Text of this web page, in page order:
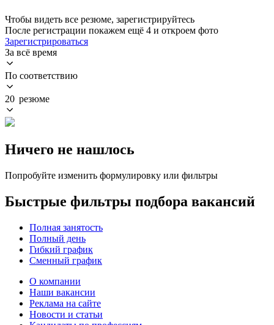
Чтобы видеть все резюме, зарегистрируйтесь
После регистрации покажем ещё 4 и откроем фото
Зарегистрироваться
За всё время
По соответствию
20 резюме
Ничего не нашлось
Попробуйте изменить формулировку или фильтры
Быстрые фильтры подбора вакансий
Полная занятость
Полный день
Гибкий график
Сменный график
О компании
Наши вакансии
Реклама на сайте
Новости и статьи